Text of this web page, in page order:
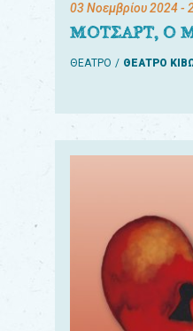
03 Νοεμβρίου 2024-
ΜΟΤΣΑΡΤ, Ο
ΘΕΑΤΡΟ ΘΕΑΤΡΟ